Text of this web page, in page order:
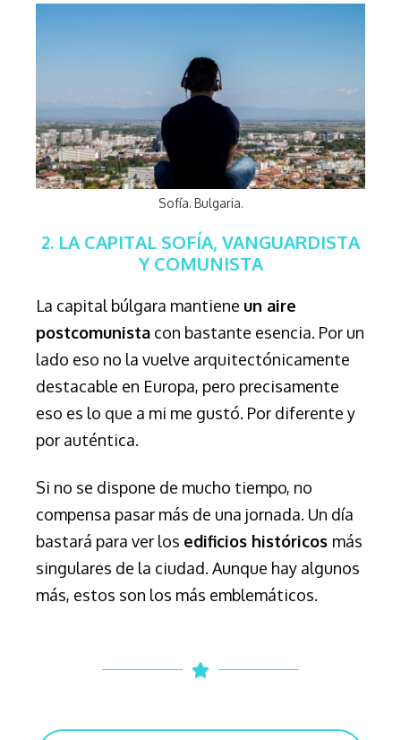
Sofía. Bulgaria.
2. LA CAPITAL SOFÍA, VANGUARDISTA
Y COMUNISTA
La capital búlgara mantiene un aire
postcomunista con bastante esencia. Por un
lado eso no la vuelve arquitectónicamente
destacable en Europa, pero precisamente
eso es lo que a mi me gustó. Por diferente y
por auténtica.
Si no se dispone de mucho tiempo, no
compensa pasar más de una jornada. Un día
bastará para ver los edificios históricos más
singulares de la ciudad. Aunque hay algunos
más, estos son los más emblemáticos.